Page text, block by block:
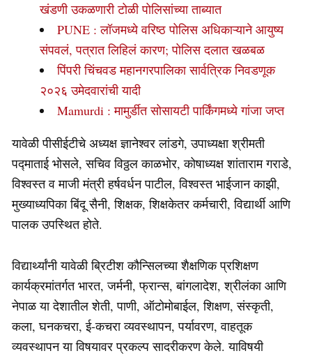
खंडणी उकळणारी टोळी पोलिसांच्या ताब्यात
PUNE : लॉजमध्ये वरिष्ठ पोलिस अधिकाऱ्याने आयुष्य
संपवलं, पत्रात लिहिलं कारण; पोलिस दलात खळबळ
पिंपरी चिंचवड महानगरपालिका सार्वत्रिक निवडणूक
२०२६ उमेदवारांची यादी
Mamurdi : मामुर्डीत सोसायटी पार्किंगमध्ये गांजा जप्त
यावेळी पीसीईटीचे अध्यक्ष ज्ञानेश्वर लांडगे, उपाध्यक्षा श्रीमती
पद्माताई भोसले, सचिव विठ्ठल काळभोर, कोषाध्यक्ष शांताराम गराडे,
विश्वस्त व माजी मंत्री हर्षवर्धन पाटील, विश्वस्त भाईजान काझी,
मुख्याध्यपिका बिंदू सैनी, शिक्षक, शिक्षकेतर कर्मचारी, विद्यार्थी आणि
पालक उपस्थित होते.
विद्यार्थ्यांनी यावेळी ब्रिटीश कौन्सिलच्या शैक्षणिक प्रशिक्षण
कार्यक्रमांतर्गत भारत, जर्मनी, फ्रान्स, बांगलादेश, श्रीलंका आणि
नेपाळ या देशातील शेती, पाणी, ऑटोमोबाईल, शिक्षण, संस्कृती,
कला, घनकचरा, ई-कचरा व्यवस्थापन, पर्यावरण, वाहतूक
व्यवस्थापन या विषयावर प्रकल्प सादरीकरण केले. याविषयी